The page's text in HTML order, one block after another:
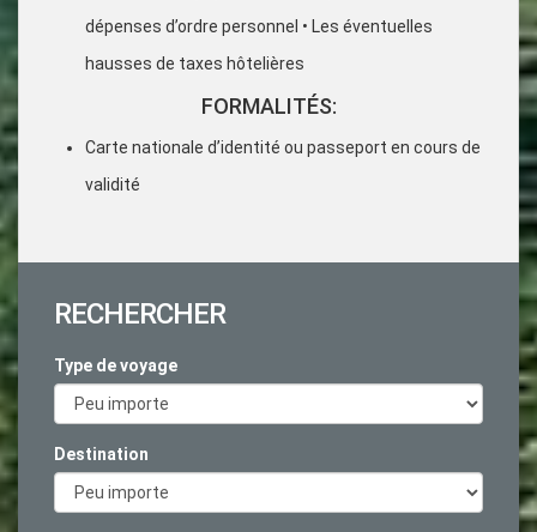
dépenses d’ordre personnel • Les éventuelles
hausses de taxes hôtelières
FORMALITÉS:
Carte nationale d’identité ou passeport en cours de
validité
RECHERCHER
Type de voyage
Destination